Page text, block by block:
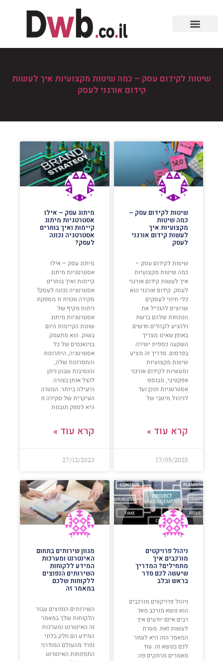
שיטות לקידום עסק – כמה שיטות מקצועיות איך לעשות
קידום אורגני לעסק
שיטות לקידום עסק –
כמה שיטות
מקצועיות איך
לעשות קידום אורגני
לעסק
שיטות לקידום עסק –
כמה שיטות מקצועיות
איך לעשות קידום אורגני
לעסק. קידום אורגני הוא
כלי חיוני לעסקים
שרוצים להגדיל את
הנוכחות שלהם ברשת
ולהגיע לקהלים חדשים
באופן שאינו מצריך
השקעה כספית ישירה
בפרסום. מדריך זה מציע
שיטות מקצועיות
ומעשיות לקידום אורגני
אפקטיבי, מבוסס
אסטרטגיות תוכן ועד
לניהול מיטבי של
קרא עוד »
17/05/2025
מיתוג עסק – אילו
אסטרטגיות מיתוג
קיימות ואיך בוחרים
אסטרטגיה נכונה
לעסק?
מיתוג עסק – אילו
אסטרטגיות מיתוג
קיימות ואיך בוחרים
אסטרטגיה נכונה לעסק?
סקירה טכנית זו מספקת
ניתוח מקיף של
אסטרטגיות מיתוג
שונות הקיימות היום
בשוק. הוא מתעמק
בניואנסים של כל
אסטרטגיה, היתרונות
והחסרונות שלה,
והנסיבות שבהן ניתן
לנצל אותן בצורה
היעילה ביותר. המטרה
העיקרית של סקירה זו
היא לספק תובנות
קרא עוד »
27/12/2023
ניהול פרויקטים
מורכבים איך
מתחילים? המדריך
שיעשה לכם סדר
בראש ובלב
ניהול פרויקטים מורכבים
הוא נושא מורכב מאד.
רבים אינם יודעים איך
לעשות זאת. מטרת
המאמר הזה היא לעזור
לכם בנושא זה. עוד
מאמרים מרתקים פה:
מגוון שירותים בתחום
האינטרנט ומערכות
המידע ללקוחות
השירותים הנפוצים
ללקוחות שלכם
במאמר זה
השירותים הנפוצים עבור
הלקוחות שלך במאמר
זה האינטרנט ומערכות
המידע הם חלק בלתי
נפרד מהעולם המודרני.
התפתחות האינטרנט